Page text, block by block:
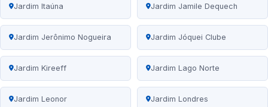
Jardim Itaúna Jardim Jamile Dequech
Jardim Jerônimo Nogueira Jardim Jóquei Clube
Jardim Kireeff Jardim Lago Norte
Jardim Leonor Jardim Londres